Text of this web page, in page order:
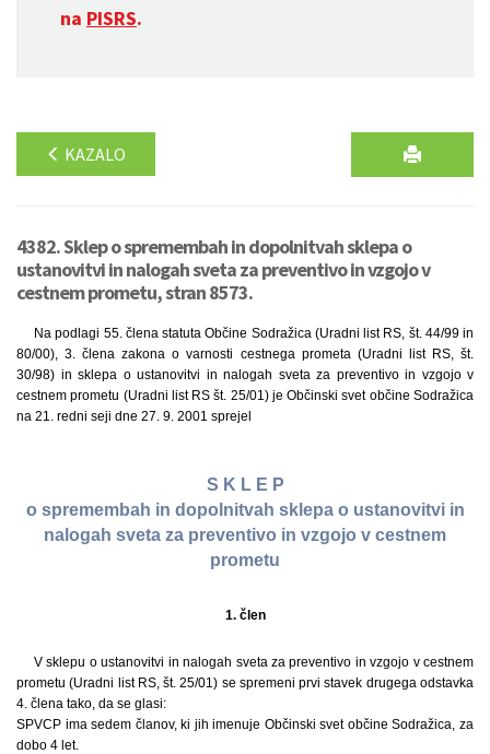
na PISRS.
KAZALO
4382. Sklep o spremembah in dopolnitvah sklepa o
ustanovitvi in nalogah sveta za preventivo in vzgojo v
cestnem prometu, stran 8573.
Na podlagi 55. člena statuta Občine Sodražica (Uradni list RS, št. 44/99 in
80/00), 3. člena zakona o varnosti cestnega prometa (Uradni list RS, št.
30/98) in sklepa o ustanovitvi in nalogah sveta za preventivo in vzgojo v
cestnem prometu (Uradni list RS št. 25/01) je Občinski svet občine Sodražica
na 21. redni seji dne 27. 9. 2001 sprejel
S K L E P
o spremembah in dopolnitvah sklepa o ustanovitvi in
nalogah sveta za preventivo in vzgojo v cestnem
prometu
1. člen
V sklepu o ustanovitvi in nalogah sveta za preventivo in vzgojo v cestnem
prometu (Uradni list RS, št. 25/01) se spremeni prvi stavek drugega odstavka
4. člena tako, da se glasi:
SPVCP ima sedem članov, ki jih imenuje Občinski svet občine Sodražica, za
dobo 4 let.